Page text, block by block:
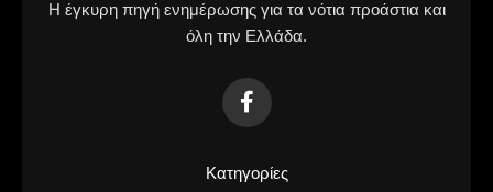
Η έγκυρη πηγή ενημέρωσης για τα νότια προάστια και
όλη την Ελλάδα.
Κατηγορίες